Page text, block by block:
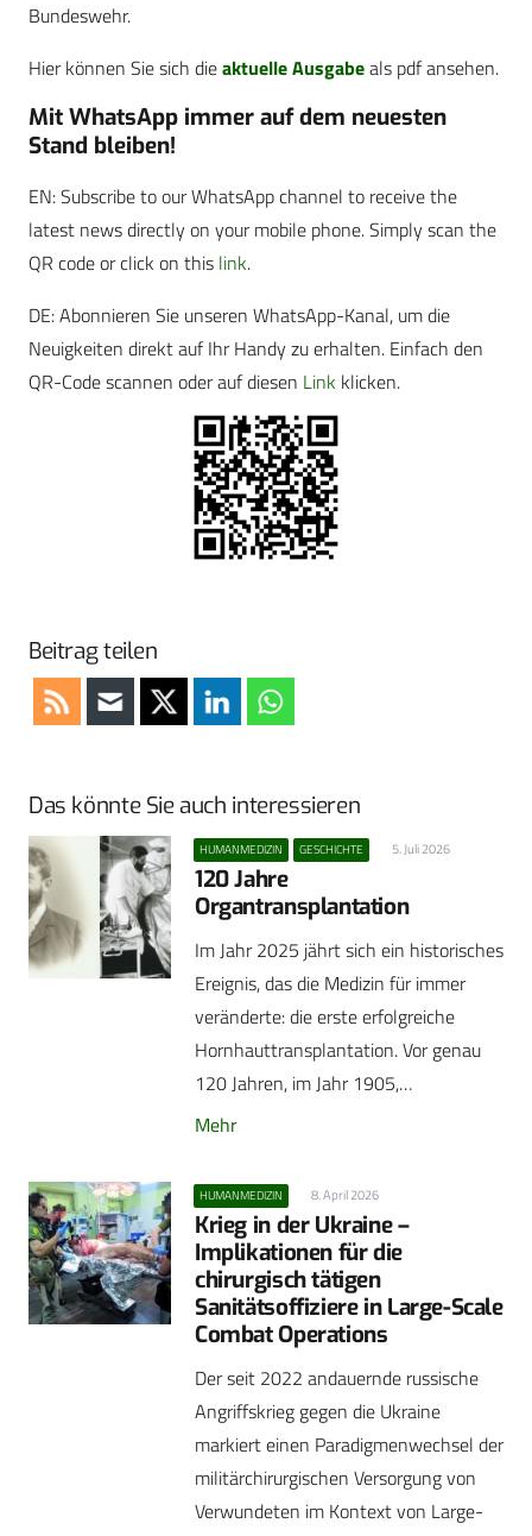
Bundeswehr.
Hier können Sie sich dieaktuelle Ausgabeals pdf ansehen.
Mit WhatsApp immer auf dem neuesten
Stand bleiben!
EN: Subscribe to our WhatsApp channel to receive the
latest news directly on your mobile phone. Simply scan the
QR code or click on this link.
DE: Abonnieren Sie unseren WhatsApp-Kanal, um die
Neuigkeiten direkt auf Ihr Handy zu erhalten. Einfach den
QR-Code scannen oder auf diesen Link klicken.
Beitrag teilen
Das könnte Sie auch interessieren
HUMANMEDIZIN GESCHICHTE 5. Juli 2026
120 Jahre
Organtransplantation
Im Jahr 2025 jährt sich ein historisches
Ereignis, das die Medizin für immer
veränderte: die erste erfolgreiche
Hornhauttransplantation. Vor genau
120 Jahren, im Jahr 1905,…
Mehr
HUMANMEDIZIN 8. April 2026
Krieg in der Ukraine –
Implikationen für die
chirurgisch tätigen
Sanitätsoffiziere in Large-Scale
Combat Operations
Der seit 2022 andauernde russische
Angriffskrieg gegen die Ukraine
markiert einen Paradigmenwechsel der
militärchirurgischen Versorgung von
Verwundeten im Kontext von Large-